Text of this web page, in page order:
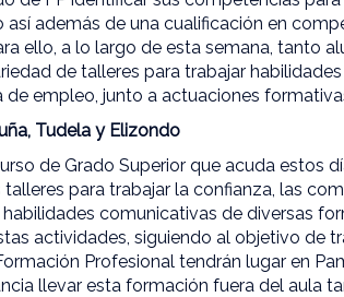
además de una cualificación en
ello, a lo largo de esta semana, tanto
de talleres para trabajar
de empleo, junto a actuaciones
Tudela y Elizondo
de Grado Superior que acuda estos
para trabajar la confianza, las
comunicativas de diversas
actividades, siguiendo al objetivo de
Profesional tendrán lugar en
llevar esta formación fuera del aula